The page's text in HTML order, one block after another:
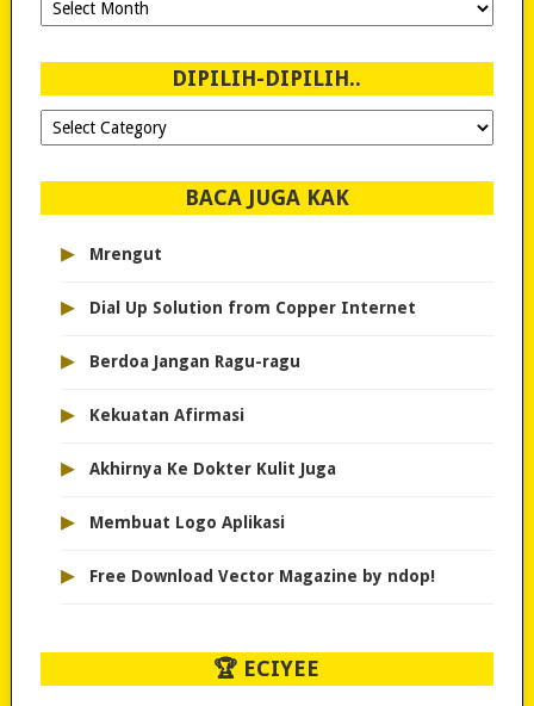
Sejak
DIPILIH-DIPILIH..
Dipilih-
dipilih..
BACA JUGA KAK
▸ Mrengut
▸ Dial Up Solution from Copper Internet
▸ Berdoa Jangan Ragu-ragu
▸ Kekuatan Afirmasi
▸ Akhirnya Ke Dokter Kulit Juga
▸ Membuat Logo Aplikasi
▸ Free Download Vector Magazine by ndop!
🏆 ECIYEE